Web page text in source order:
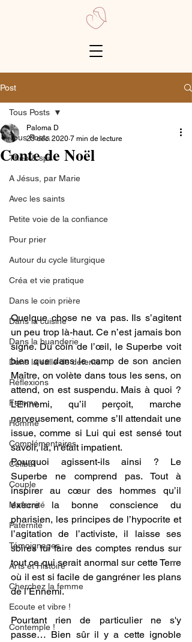
Post
Tous Posts
Théo & spi
A Jésus, par Marie
Avec les saints
Petite voie de la confiance
Pour prier
Autour du cycle liturgique
Créa et vie pratique
Dans le coin prière
Dans la cuisine
Dans la buanderie
Dans la salle de détente
Réflexions
Femme
Homme
Complémentaires
Célibat
Couple
Maternité
Paternité
Témoignages
Arts et Histoire
Cherchez la femme
Ecoute et vibre !
Contemple !
Tous Posts
Conte de Noël
Paloma D
23 déc. 2020 7 min de lecture
Quelque chose ne va pas. Ils s’agitent
un peu trop là-haut. Ce n’est jamais bon
signe. Du coin de l’œil, le Superbe voit
bien que dans le camp de son ancien
Maître, on volète dans tous les sens, on
attend, on est suspendu. Mais à quoi ?
L’Ennemi, qu’il perçoit, marche
nerveusement, comme s’Il attendait une
issue, comme si Lui qui est sensé tout
savoir, là, n'était impatient.
Pourquoi agissent-ils ainsi ? Le
Superbe ne comprend pas. Tout à
inspirer au cœur des hommes qu’il
exècre la bonne conscience du
pharisien, les principes de l’hypocrite et
l’agitation de l’activiste, il laisse ses
sbires lui faire des comptes rendus sur
tout ce qui serait anormal sur cette Terre
où il est si facile de gangréner les plans
de l’Ennemi.
Pourtant rien de particulier ne s'y
passe… Bien sûr il y a cette ignoble